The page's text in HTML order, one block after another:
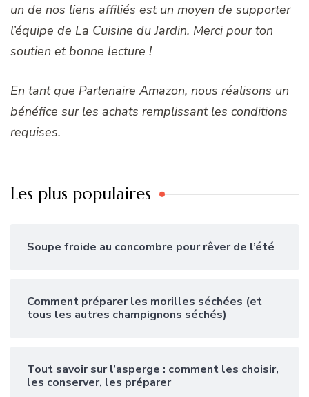
un de nos liens affiliés est un moyen de supporter
l’équipe de La Cuisine du Jardin. Merci pour ton
soutien et bonne lecture !
En tant que Partenaire Amazon, nous réalisons un
bénéfice sur les achats remplissant les conditions
requises.
Les plus populaires
Soupe froide au concombre pour rêver de l’été
Comment préparer les morilles séchées (et
tous les autres champignons séchés)
Tout savoir sur l’asperge : comment les choisir,
les conserver, les préparer